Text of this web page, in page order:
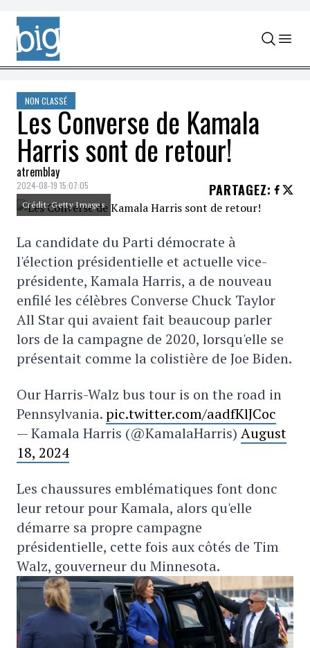
Skip to content
NON CLASSÉ
Les Converse de Kamala
Harris sont de retour!
atremblay
2024-08-19 15:07:05 PARTAGEZ:
Crédit: Getty Images
La candidate du Parti démocrate à
l'élection présidentielle et actuelle vice-
présidente, Kamala Harris, a de nouveau
enfilé les célèbres Converse Chuck Taylor
All Star qui avaient fait beaucoup parler
lors de la campagne de 2020, lorsqu'elle se
présentait comme la colistière de Joe Biden.
Our Harris-Walz bus tour is on the road in
Pennsylvania.pic.twitter.com/aadfKlJCoc
— Kamala Harris (@KamalaHarris) August
18, 2024
Les chaussures emblématiques font donc
leur retour pour Kamala, alors qu'elle
démarre sa propre campagne
présidentielle, cette fois aux côtés de Tim
Walz, gouverneur du Minnesota.